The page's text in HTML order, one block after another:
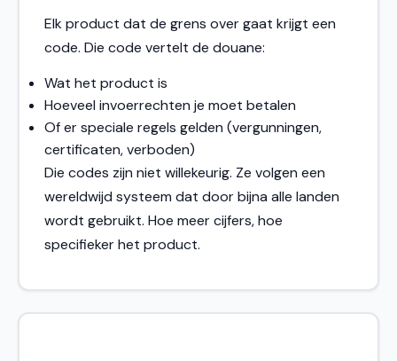
Elk product dat de grens over gaat krijgt een
code. Die code vertelt de douane:
Wat het product is
Hoeveel invoerrechten je moet betalen
Of er speciale regels gelden (vergunningen,
certificaten, verboden)
Die codes zijn niet willekeurig. Ze volgen een
wereldwijd systeem dat door bijna alle landen
wordt gebruikt. Hoe meer cijfers, hoe
specifieker het product.